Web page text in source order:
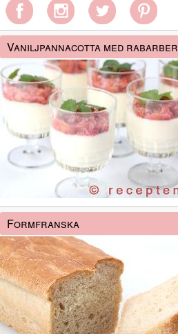
Vaniljpannacotta med rabarber
Formfranska